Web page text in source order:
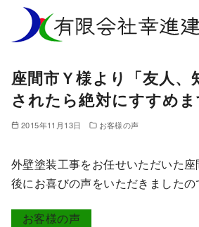
座間市Ｙ様より「友人、
されたら絶対にすすめま
2015年11月13日 お客様の声
外壁塗装工事をお任せいただいた
後にお喜びの声をいただきましたの
お客様の声